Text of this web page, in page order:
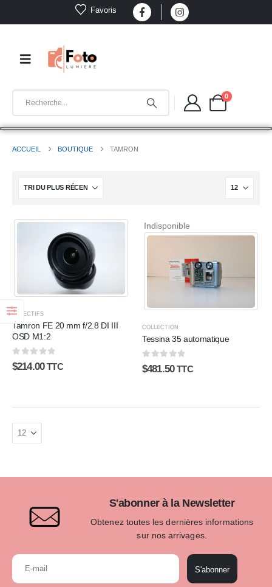
Favoris
0
ACCUEIL BOUTIQUE TAMRON
OBJECTIFS
Tamron FE 20 mm f/2.8 DI III
OSD M1:2
0sur 5
$214.00 TTC
Indisponible
COLLECTION
Tessina 35 automatique
0sur 5
$481.50 TTC
S'abonner à la Newsletter
Obtenez toutes les dernières informations
sur nos arrivages.
S'abonner